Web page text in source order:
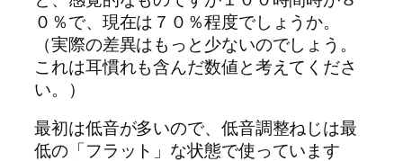
０％で、現在は７０％程度でしょうか。
（実際の差異はもっと少ないのでしょう。
これは耳慣れも含んだ数値と考えてくださ
い。）
最初は低音が多いので、低音調整ねじは最
低の「フラット」な状態で使っています